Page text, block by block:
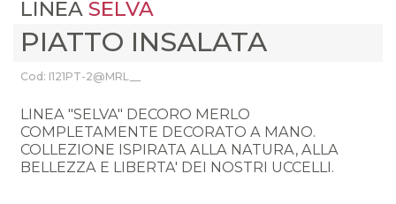
LINEA SELVA
PIATTO INSALATA
Cod: I121PT-2@MRL__
LINEA "SELVA" DECORO MERLO
COMPLETAMENTE DECORATO A MANO.
COLLEZIONE ISPIRATA ALLA NATURA, ALLA
BELLEZZA E LIBERTA' DEI NOSTRI UCCELLI.